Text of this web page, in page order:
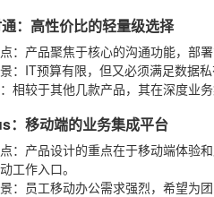
：高性价比的轻量级选择
：产品聚焦于核心的沟通功能，部
：IT预算有限，但又必须满足数据
：相较于其他几款产品，其在深度业
：移动端的业务集成平台
：产品设计的重点在于移动端体验
工作入口。
：员工移动办公需求强烈，希望为